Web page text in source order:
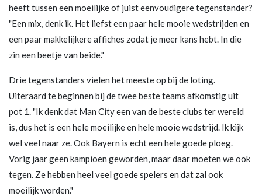
heeft tussen een moeilijke of juist eenvoudigere tegenstander?
"Een mix, denk ik. Het liefst een paar hele mooie wedstrijden en
een paar makkelijkere affiches zodat je meer kans hebt. In die
zin een beetje van beide."
Drie tegenstanders vielen het meeste op bij de loting.
Uiteraard te beginnen bij de twee beste teams afkomstig uit
pot 1. "Ik denk dat Man City een van de beste clubs ter wereld
is, dus het is een hele moeilijke en hele mooie wedstrijd. Ik kijk
wel veel naar ze. Ook Bayern is echt een hele goede ploeg.
Vorig jaar geen kampioen geworden, maar daar moeten we ook
tegen. Ze hebben heel veel goede spelers en dat zal ook
moeilijk worden."